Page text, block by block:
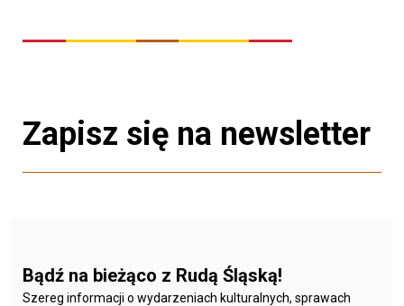
Zapisz się na newsletter
Bądź na bieżąco z Rudą Śląską!
Szereg informacji o wydarzeniach kulturalnych, sprawach